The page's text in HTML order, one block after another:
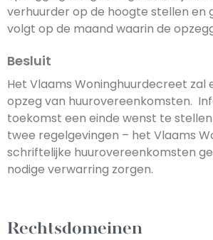
verhuurder op de hoogte stellen en
volgt op de maand waarin de
Besluit
Het Vlaams Woninghuurdecreet zal
opzeg van huurovereenkomsten.
toekomst een einde wenst te
twee regelgevingen – het Vlaams
schriftelijke huurovereenkomsten
nodige verwarring zorgen.
Rechtsdomeinen